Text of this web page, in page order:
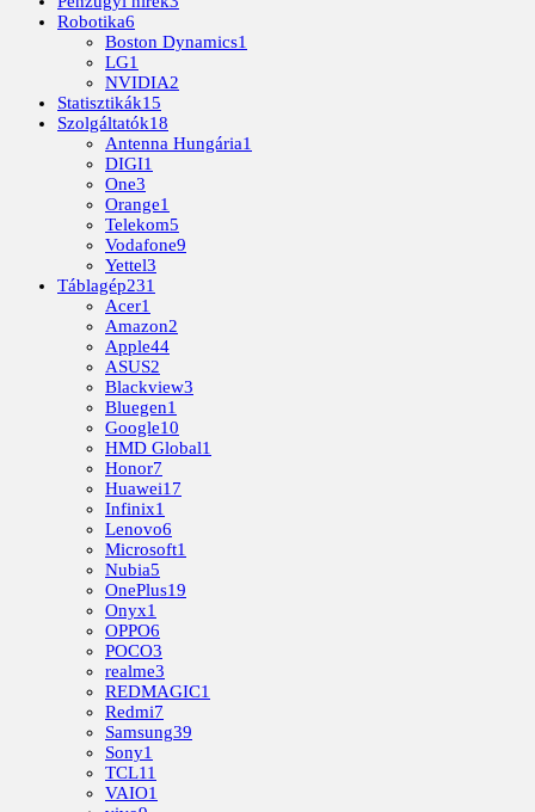
Robotika6
Boston Dynamics1
LG1
NVIDIA2
Statisztikák15
Szolgáltatók18
Antenna Hungária1
DIGI1
One3
Orange1
Telekom5
Vodafone9
Yettel3
Táblagép231
Acer1
Amazon2
Apple44
ASUS2
Blackview3
Bluegen1
Google10
HMD Global1
Honor7
Huawei17
Infinix1
Lenovo6
Microsoft1
Nubia5
OnePlus19
Onyx1
OPPO6
POCO3
realme3
REDMAGIC1
Redmi7
Samsung39
Sony1
TCL11
VAIO1